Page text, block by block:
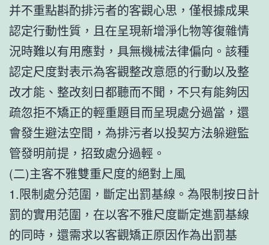
并不重點斟酌排污者的客觀心思，僅根據成果
認定行動性質，且在呈現新增淨化物等復雜情
況時難以有用應對，具無機械法律偏向。該種
認定尺度對表示為客觀整改意愿的行動以及整
改才能、整改刻日都聽而不聞，不只有能夠因
疏忽拒不矯正的輕重題目而呈現處分過當，還
會發生避法空間，為排污者以投契方法躲避監
管發明前提，招致處分過輕。
(二)主客不雅雙重尺度的絕對上風
1.限制處分范圍，斷定出罰基線。為限制按日計
罰的實用范圍，在以客不雅尺度斷定進罰基線
的同時，還需求以客觀矯正原因作為出罰基